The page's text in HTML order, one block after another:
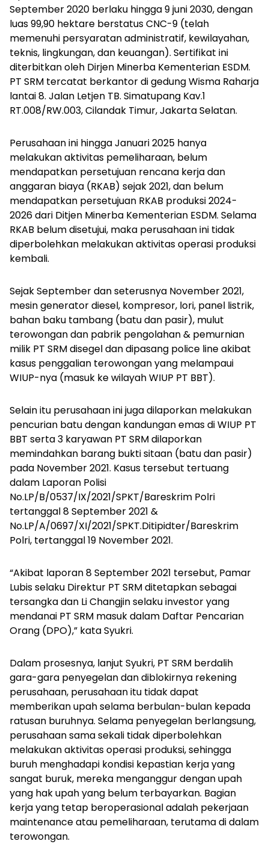
September 2020 berlaku hingga 9 juni 2030, dengan
luas 99,90 hektare berstatus CNC-9 (telah
memenuhi persyaratan administratif, kewilayahan,
teknis, lingkungan, dan keuangan). Sertifikat ini
diterbitkan oleh Dirjen Minerba Kementerian ESDM.
PT SRM tercatat berkantor di gedung Wisma Raharja
lantai 8. Jalan Letjen TB. Simatupang Kav.1
RT.008/RW.003, Cilandak Timur, Jakarta Selatan.
Perusahaan ini hingga Januari 2025 hanya
melakukan aktivitas pemeliharaan, belum
mendapatkan persetujuan rencana kerja dan
anggaran biaya (RKAB) sejak 2021, dan belum
mendapatkan persetujuan RKAB produksi 2024-
2026 dari Ditjen Minerba Kementerian ESDM. Selama
RKAB belum disetujui, maka perusahaan ini tidak
diperbolehkan melakukan aktivitas operasi produksi
kembali.
Sejak September dan seterusnya November 2021,
mesin generator diesel, kompresor, lori, panel listrik,
bahan baku tambang (batu dan pasir), mulut
terowongan dan pabrik pengolahan & pemurnian
milik PT SRM disegel dan dipasang police lineakibat
kasus penggalian terowongan yang melampaui
WIUP-nya (masuk ke wilayah WIUP PT BBT).
Selain itu perusahaan ini juga dilaporkan melakukan
pencurian batu dengan kandungan emas di WIUP PT
BBT serta 3 karyawan PT SRM dilaporkan
memindahkan barang bukti sitaan (batu dan pasir)
pada November 2021. Kasus tersebut tertuang
dalam Laporan Polisi
No.LP/B/0537/IX/2021/SPKT/Bareskrim Polri
tertanggal 8 September 2021 &
No.LP/A/0697/XI/2021/SPKT.Ditipidter/Bareskrim
Polri, tertanggal 19 November 2021.
“Akibat laporan 8 September 2021 tersebut, Pamar
Lubis selaku Direktur PT SRM ditetapkan sebagai
tersangka dan Li Changjin selaku investor yang
mendanai PT SRM masuk dalam Daftar Pencarian
Orang (DPO),” kata Syukri.
Dalam prosesnya, lanjut Syukri, PT SRM berdalih
gara-gara penyegelan dan diblokirnya rekening
perusahaan, perusahaan itu tidak dapat
memberikan upah selama berbulan-bulan kepada
ratusan buruhnya. Selama penyegelan berlangsung,
perusahaan sama sekali tidak diperbolehkan
melakukan aktivitas operasi produksi, sehingga
buruh menghadapi kondisi kepastian kerja yang
sangat buruk, mereka menganggur dengan upah
yang hak upah yang belum terbayarkan. Bagian
kerja yang tetap beroperasional adalah pekerjaan
maintenanceatau pemeliharaan, terutama di dalam
terowongan.